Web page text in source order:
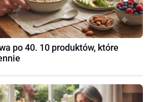
po 40. 10 produktów, które